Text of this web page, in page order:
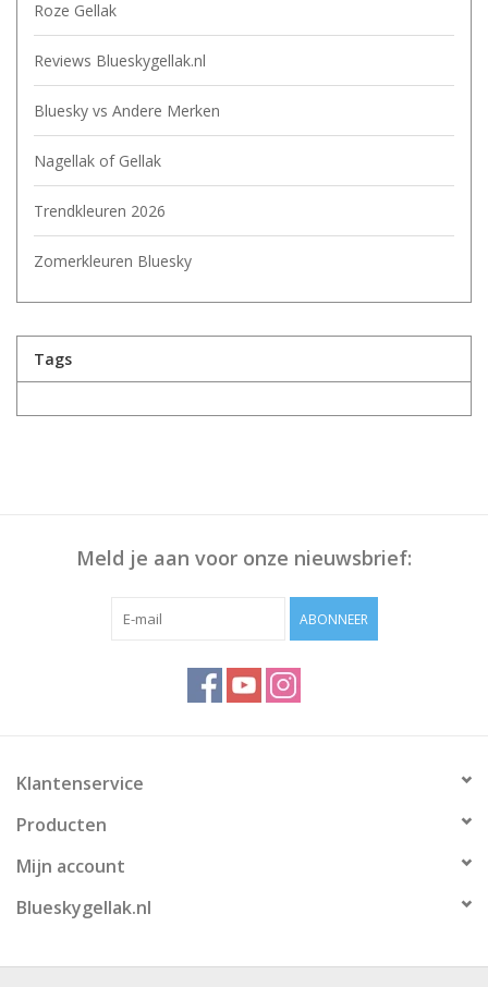
Roze Gellak
Reviews Blueskygellak.nl
Bluesky vs Andere Merken
Nagellak of Gellak
Trendkleuren 2026
Zomerkleuren Bluesky
Tags
Meld je aan voor onze nieuwsbrief:
ABONNEER
Klantenservice
Producten
Mijn account
Blueskygellak.nl